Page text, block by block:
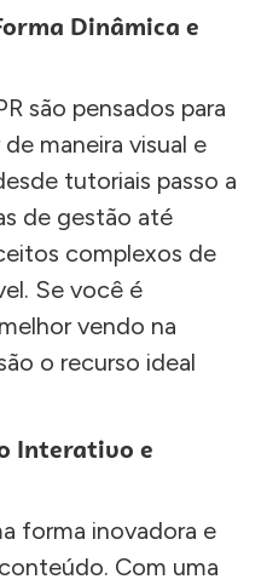
Dinâmica e
são pensados para
maneira visual e
tutoriais passo a
de gestão até
complexos de
Se você é
vendo na
o recurso ideal
Interativo e
forma inovadora e
Com uma